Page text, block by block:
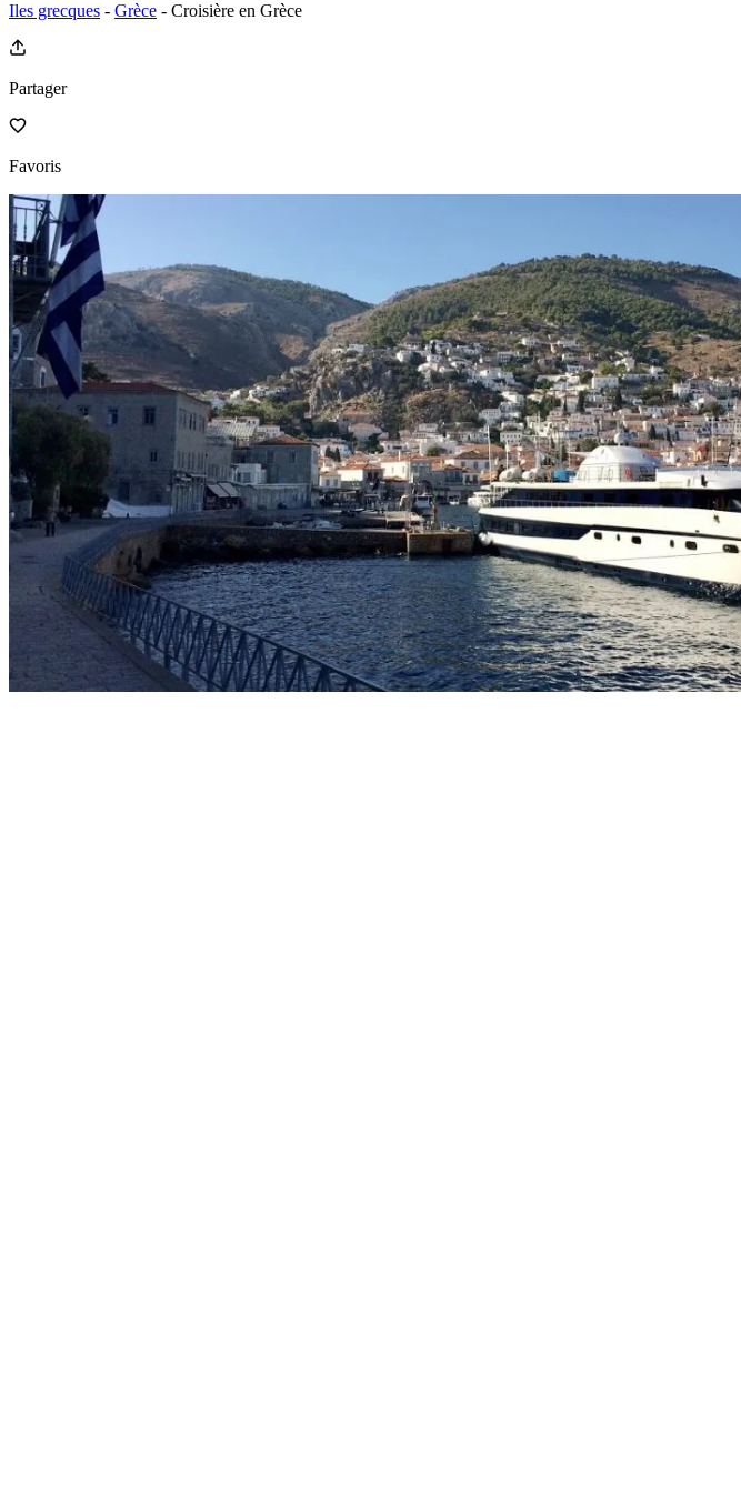
Iles grecques - Grèce - Croisière en Grèce
Partager
Favoris